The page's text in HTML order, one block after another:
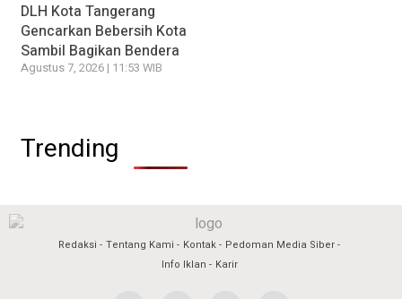
DLH Kota Tangerang
Gencarkan Bebersih Kota
Sambil Bagikan Bendera
Agustus 7, 2026 | 11:53 WIB
Trending
Redaksi Tentang Kami Kontak
Pedoman Media Siber
Info Iklan
Karir